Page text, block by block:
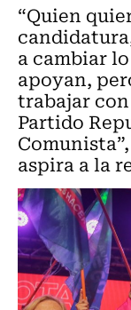
“Quien
a cambiar
apoyan,
trabajar
Partido
aspira a la